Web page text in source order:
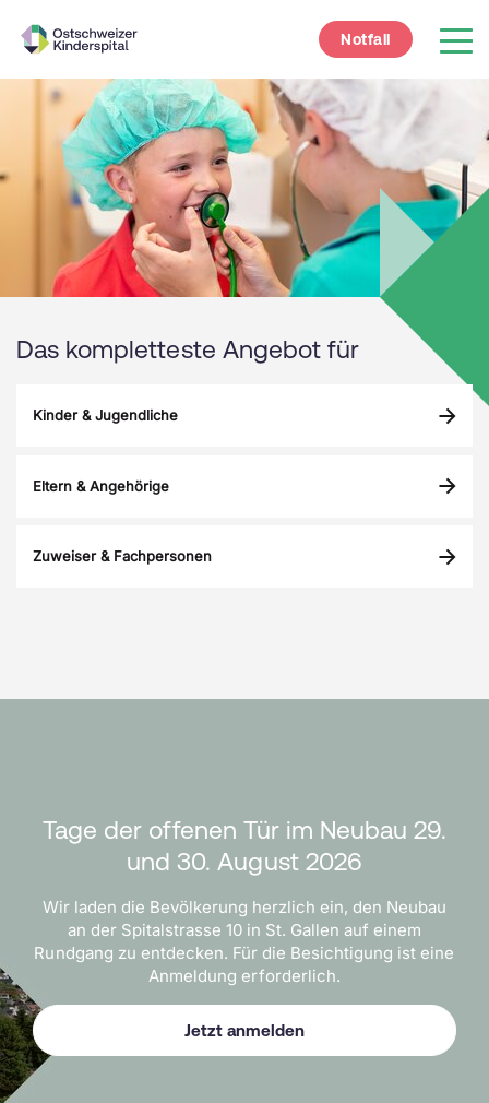
Das kompletteste Angebot für
Kinder & Jugendliche
Eltern & Angehörige
Zuweiser & Fachpersonen
Tage der offenen Tür im Neubau 29.
und 30. August 2026
Wir laden die Bevölkerung herzlich ein, den Neubau
an der Spitalstrasse 10 in St. Gallen auf einem
Rundgang zu entdecken. Für die Besichtigung ist eine
Anmeldung erforderlich.
Jetzt anmelden
Notfall